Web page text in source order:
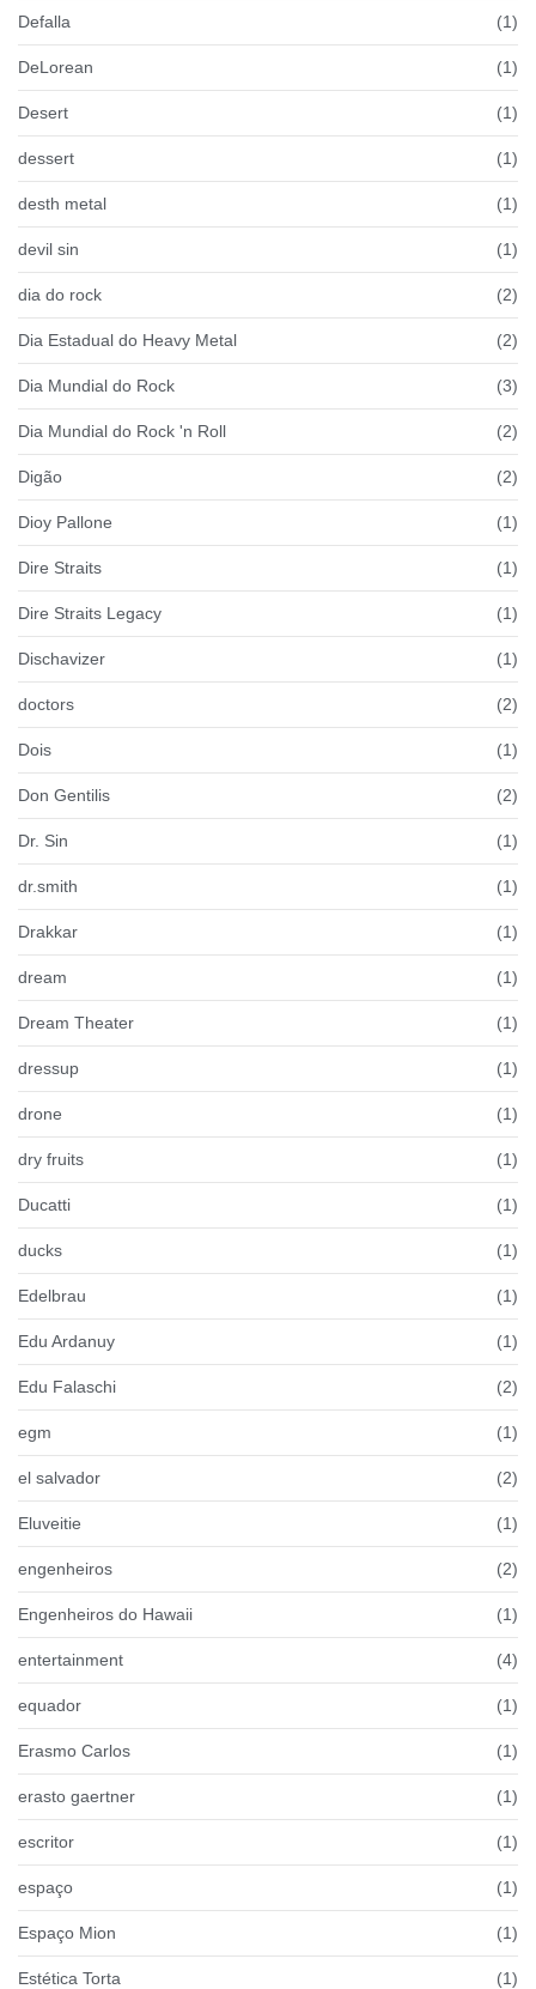
Defalla (1)
DeLorean (1)
Desert (1)
dessert (1)
desth metal (1)
devil sin (1)
dia do rock (2)
Dia Estadual do Heavy Metal (2)
Dia Mundial do Rock (3)
Dia Mundial do Rock 'n Roll (2)
Digão (2)
Dioy Pallone (1)
Dire Straits (1)
Dire Straits Legacy (1)
Dischavizer (1)
doctors (2)
Dois (1)
Don Gentilis (2)
Dr. Sin (1)
dr.smith (1)
Drakkar (1)
dream (1)
Dream Theater (1)
dressup (1)
drone (1)
dry fruits (1)
Ducatti (1)
ducks (1)
Edelbrau (1)
Edu Ardanuy (1)
Edu Falaschi (2)
egm (1)
el salvador (2)
Eluveitie (1)
engenheiros (2)
Engenheiros do Hawaii (1)
entertainment (4)
equador (1)
Erasmo Carlos (1)
erasto gaertner (1)
escritor (1)
espaço (1)
Espaço Mion (1)
Estética Torta (1)